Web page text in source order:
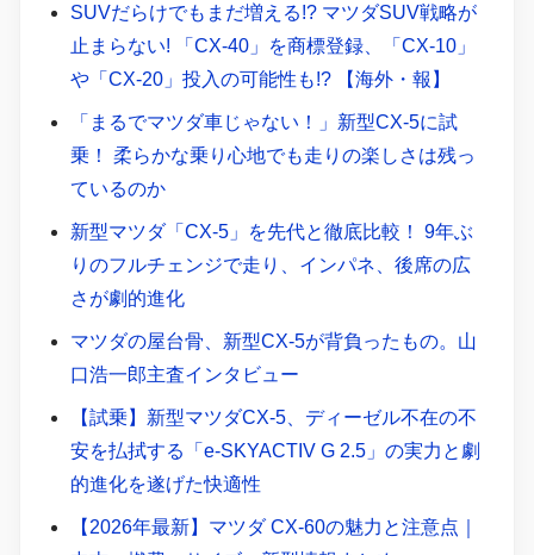
SUVだらけでもまだ増える!? マツダSUV戦略が
止まらない! 「CX-40」を商標登録、「CX-10」
や「CX-20」投入の可能性も!? 【海外・報】
「まるでマツダ車じゃない！」新型CX-5に試
乗！ 柔らかな乗り心地でも走りの楽しさは残っ
ているのか
新型マツダ「CX-5」を先代と徹底比較！ 9年ぶ
りのフルチェンジで走り、インパネ、後席の広
さが劇的進化
マツダの屋台骨、新型CX-5が背負ったもの。山
口浩一郎主査インタビュー
【試乗】新型マツダCX-5、ディーゼル不在の不
安を払拭する「e-SKYACTIV G 2.5」の実力と劇
的進化を遂げた快適性
【2026年最新】マツダ CX-60の魅力と注意点｜